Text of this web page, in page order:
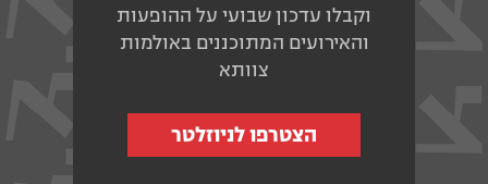
וקבלו עדכון שבועי על ההופעות
והאירועים המתוכננים באולמות
צוותא
הצטרפו לניוזלטר